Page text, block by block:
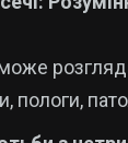
пологи,